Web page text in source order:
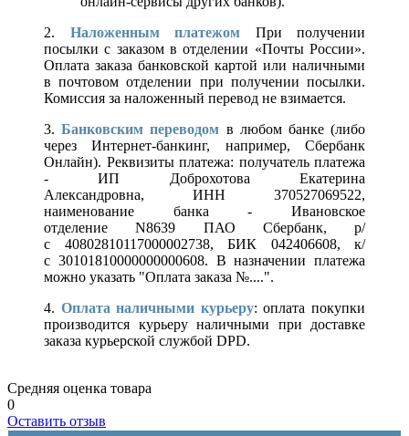
2. Наложенным платежом При получении
посылки с заказом в отделении «Почты России».
Оплата заказа банковской картой или наличными
в почтовом отделении при получении посылки.
Комиссия за наложенный перевод не взимается.
3.Банковским переводом в любом банке (либо
через Интернет-банкинг, например, Сбербанк
Онлайн). Реквизиты платежа: получатель платежа
- ИП Доброхотова Екатерина
Александровна, ИНН 370527069522,
наименование банка - Ивановское
отделение N8639 ПАО Сбербанк, р/
с 40802810117000002738, БИК 042406608, к/
с 30101810000000000608. В назначении платежа
можно указать "Оплата заказа №....".
4. Оплата наличными курьеру: оплата покупки
производится курьеру наличными при доставке
заказа курьерской службой DPD.
Средняя оценка товара
0
Оставить отзыв